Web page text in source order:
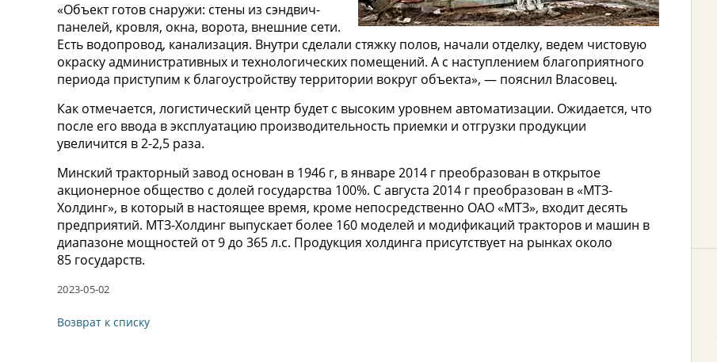
«Объект готов снаружи: стены из сэндвич-
панелей, кровля, окна, ворота, внешние сети.
Есть водопровод, канализация. Внутри сделали стяжку полов, начали отделку, ведем чистовую
окраску административных и технологических помещений. А с наступлением благоприятного
периода приступим к благоустройству территории вокруг объекта», — пояснил Власовец.
Как отмечается, логистический центр будет с высоким уровнем автоматизации. Ожидается, что
после его ввода в эксплуатацию производительность приемки и отгрузки продукции
увеличится в 2-2,5 раза.
Минский тракторный завод основан в 1946 г, в январе 2014 г преобразован в открытое
акционерное общество с долей государства 100%. С августа 2014 г преобразован в «МТЗ-
Холдинг», в который в настоящее время, кроме непосредственно ОАО «МТЗ», входит десять
предприятий. МТЗ-Холдинг выпускает более 160 моделей и модификаций тракторов и машин в
диапазоне мощностей от 9 до 365 л.с. Продукция холдинга присутствует на рынках около
85 государств.
2023-05-02
Возврат к списку